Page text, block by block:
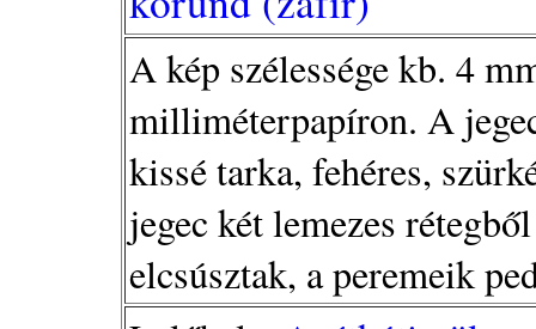
A kép szélessége kb. 4
milliméterpapíron. A
kissé tarka, fehéres,
jegec két lemezes
elcsúsztak, a peremeik